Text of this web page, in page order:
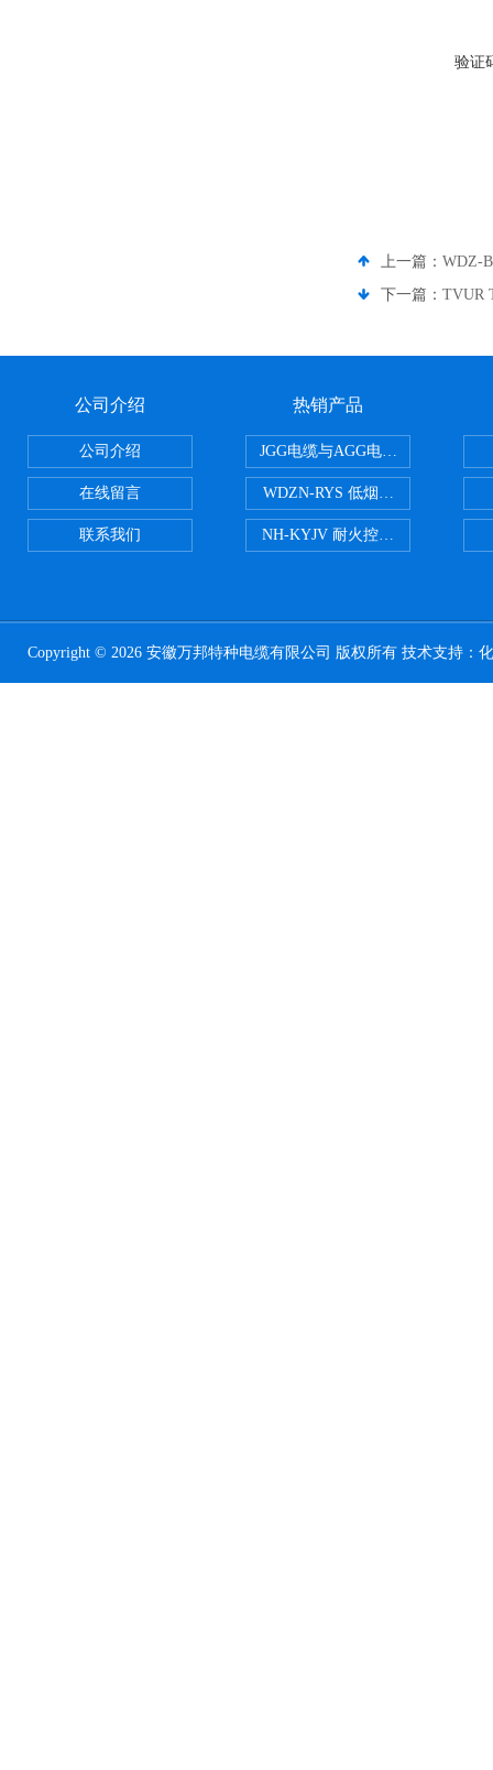
验证
上一篇： WDZ-
下一篇： TVUR
公司介绍
公司介绍
在线留言
联系我们
热销产品
JGG电缆与AGG电缆有什么区别
WDZN-RYS 低烟无卤耐火双绞线
NH-KYJV 耐火控制电缆
Copyright © 2026 安徽万邦特种电缆有限公司 版权所有 技术支持：